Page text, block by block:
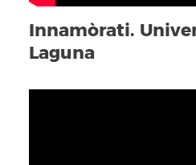
Innamòrati.
Laguna